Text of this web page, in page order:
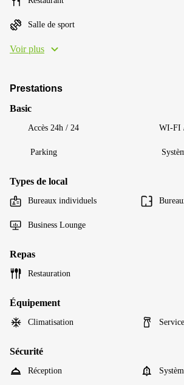
Salle de sport
Voir plus
Prestations
Basic
Accès 24h / 24 WI-FI
Parking
Types de local
Bureaux individuels
Business Lounge
Repas
Restauration
Équipement
Climatisation
Sécurité
Réception